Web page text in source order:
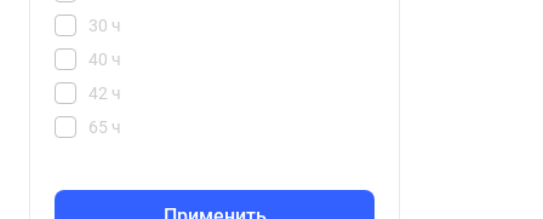
30 ч
40 ч
42 ч
65 ч
144 ч